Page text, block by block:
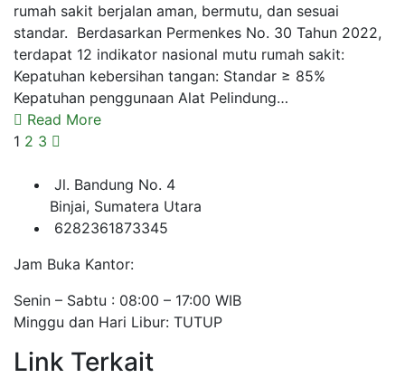
rumah sakit berjalan aman, bermutu, dan sesuai
standar. Berdasarkan Permenkes No. 30 Tahun 2022,
terdapat 12 indikator nasional mutu rumah sakit:
Kepatuhan kebersihan tangan: Standar ≥ 85%
Kepatuhan penggunaan Alat Pelindung…
Read More
1 2 3
Jl. Bandung No. 4
Binjai, Sumatera Utara
6282361873345
Jam Buka Kantor:
Senin – Sabtu : 08:00 – 17:00 WIB
Minggu dan Hari Libur: TUTUP
Link Terkait